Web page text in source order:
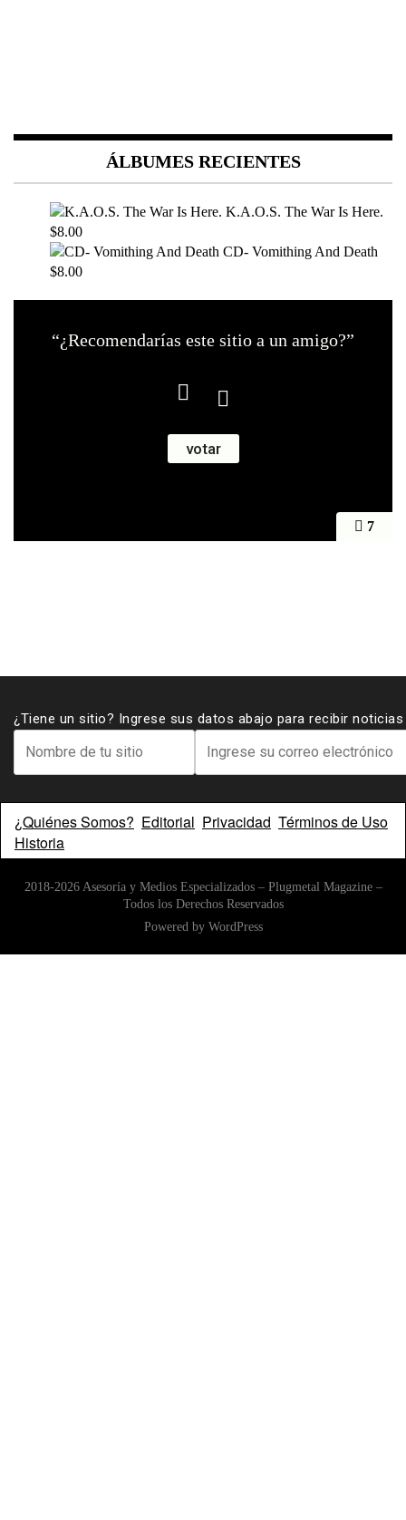
ÁLBUMES RECIENTES
K.A.O.S. The War Is Here.
$8.00
CD- Vomithing And Death
$8.00
7
“¿Recomendarías este sitio a un amigo?”
¿Tiene un sitio? Ingrese sus datos abajo para recibir
¿Quiénes Somos? Editorial Privacidad Términos de Uso
Historia
2018-2026 Asesoría y Medios Especializados – Plugmetal Magazine –
Todos los Derechos Reservados
Powered by WordPress